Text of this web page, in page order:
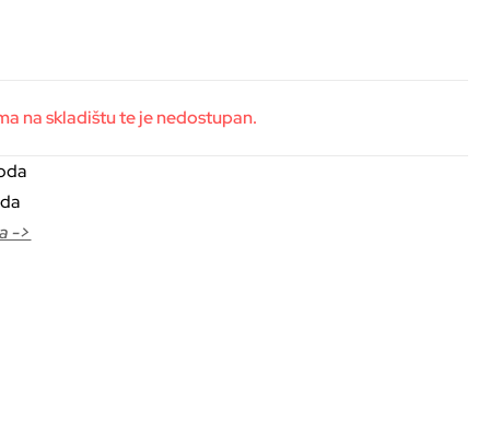
na skladištu te je nedostupan.
->